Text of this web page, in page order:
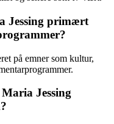
Jessing primært
på emner som kultur,
Jessing